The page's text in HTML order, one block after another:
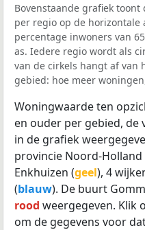
Bovenstaande grafiek
per regio op de horizontale
percentage inwoners van
as. Iedere regio wordt als
van de cirkels hangt af van
gebied: hoe meer
Woningwaarde ten
en ouder per gebied, de
in de grafiek
provincie Noord-Holland
Enkhuizen (geel), 4
(blauw). De buurt
rood weergegeven. Klik
om de gegevens voor